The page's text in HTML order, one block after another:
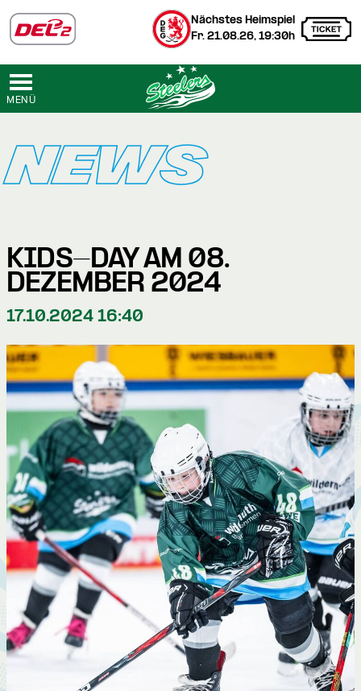
Nächstes Heimspiel
Fr. 21.08.26, 19:30h
MENÜ
NEWS
KIDS-DAY AM 08.
DEZEMBER 2024
17.10.2024 16:40